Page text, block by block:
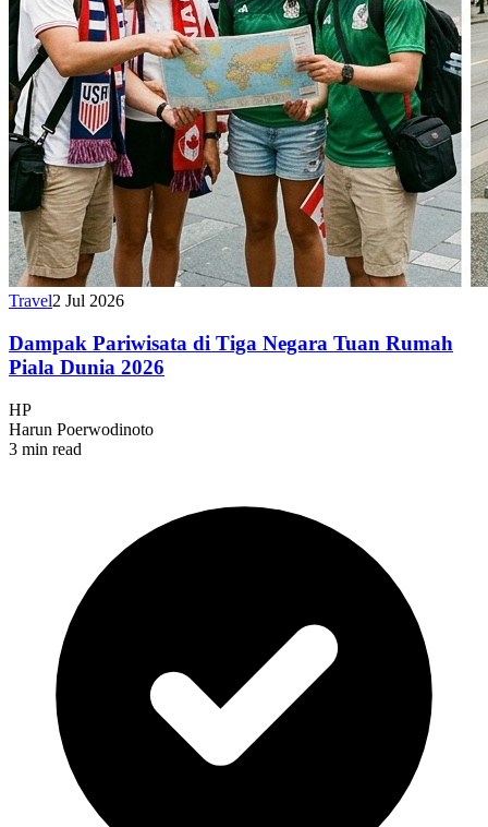
Travel2 Jul 2026
Dampak Pariwisata di Tiga Negara Tuan Rumah
Piala Dunia 2026
HP
Harun Poerwodinoto
3 min read